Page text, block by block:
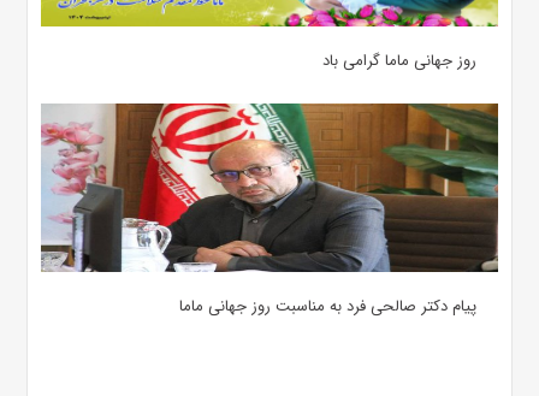
روز جهانی ماما گرامی باد
پیام دکتر صالحی فرد به مناسبت روز جهانی ماما